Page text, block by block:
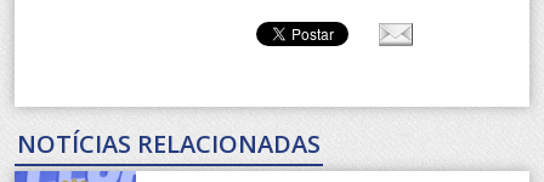
NOTÍCIAS RELACIONADAS